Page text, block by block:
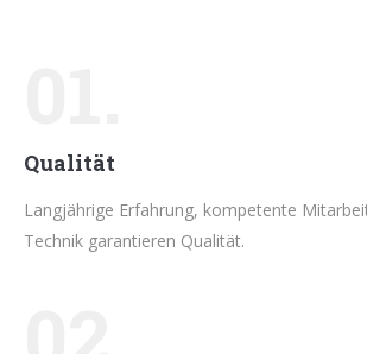
Qualität
Langjährige Erfahrung, kompetente
Technik garantieren Qualität.